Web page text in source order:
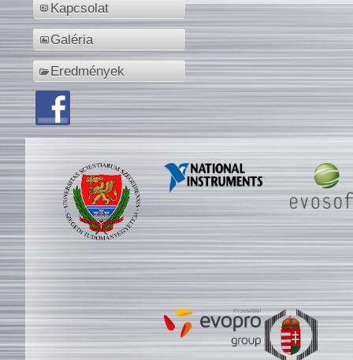
Kapcsolat
Galéria
Eredmények